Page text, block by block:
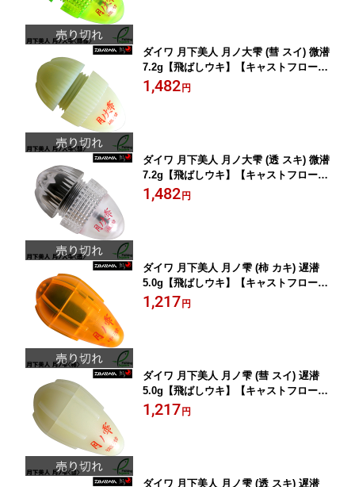
ダイワ 月下美人 月ノ大雫 (彗 スイ) 微潜
7.2g【飛ばしウキ】【キャストフロー
ト】
1,482 円
ダイワ 月下美人 月ノ大雫 (透 スキ) 微潜
7.2g【飛ばしウキ】【キャストフロー
ト】
1,482 円
ダイワ 月下美人 月ノ雫 (柿 カキ) 遅潜
5.0g【飛ばしウキ】【キャストフロー
ト】
1,217 円
ダイワ 月下美人 月ノ雫 (彗 スイ) 遅潜
5.0g【飛ばしウキ】【キャストフロー
ト】
1,217 円
ダイワ 月下美人 月ノ雫 (透 スキ) 遅潜